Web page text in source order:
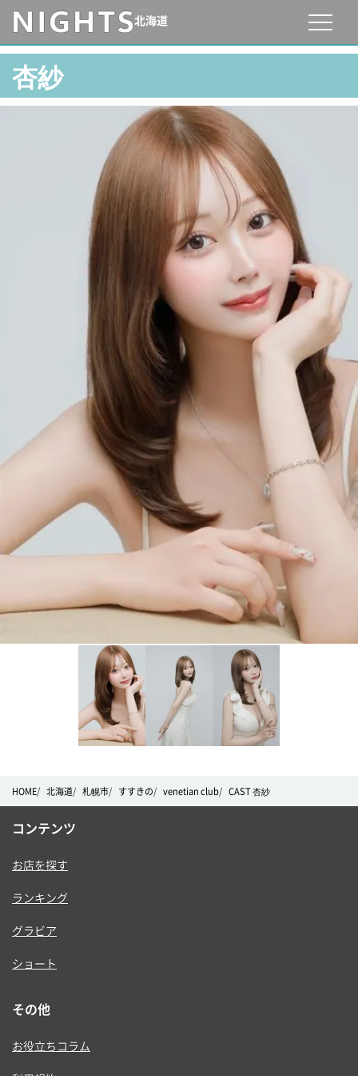
北海道
杏紗
HOME 北海道 札幌市 すすきの venetian club CAST 杏紗
コンテンツ
お店を探す
ランキング
グラビア
ショート
その他
お役立ちコラム